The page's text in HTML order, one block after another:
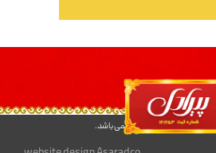
متعلق به شرکت پیرادل می باشد.